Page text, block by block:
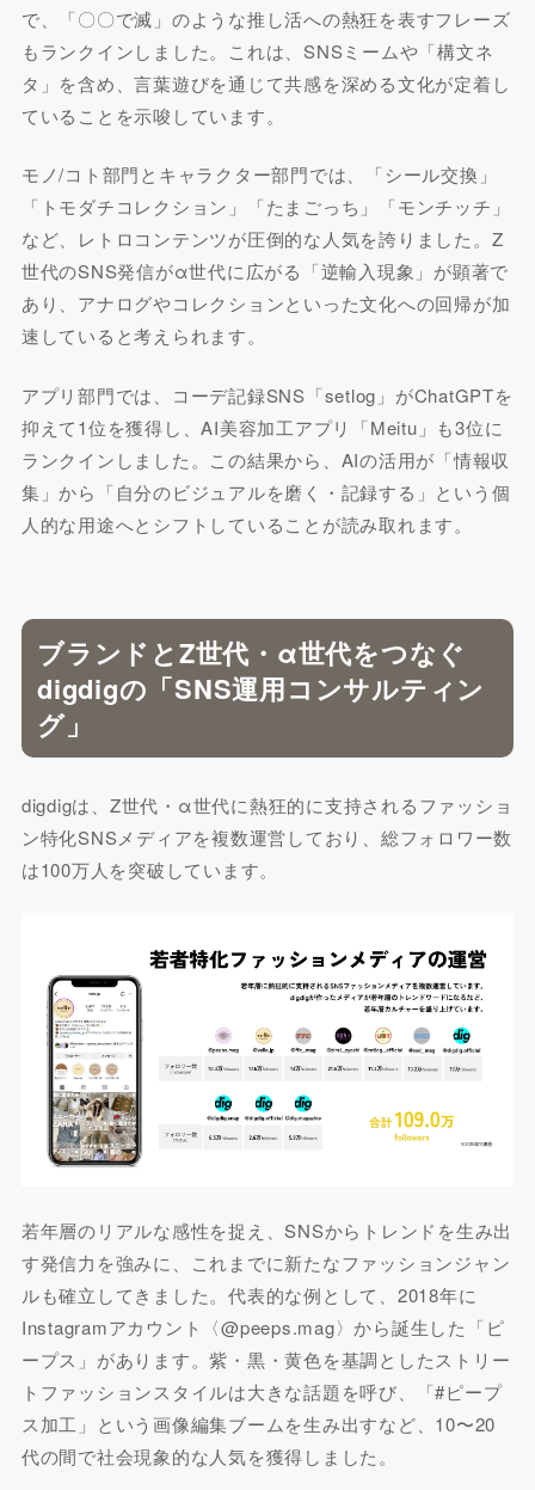
で、「〇〇で滅」のような推し活への熱狂を表すフレーズ
もランクインしました。これは、SNSミームや「構文ネ
タ」を含め、言葉遊びを通じて共感を深める文化が定着し
ていることを示唆しています。
モノ/コト部門とキャラクター部門では、「シール交換」
「トモダチコレクション」「たまごっち」「モンチッチ」
など、レトロコンテンツが圧倒的な人気を誇りました。Z
世代のSNS発信がα世代に広がる「逆輸入現象」が顕著で
あり、アナログやコレクションといった文化への回帰が加
速していると考えられます。
アプリ部門では、コーデ記録SNS「setlog」がChatGPTを
抑えて1位を獲得し、AI美容加工アプリ「Meitu」も3位に
ランクインしました。この結果から、AIの活用が「情報収
集」から「自分のビジュアルを磨く・記録する」という個
人的な用途へとシフトしていることが読み取れます。
ブランドとZ世代・α世代をつなぐ
digdigの「SNS運用コンサルティン
グ」
digdigは、Z世代・α世代に熱狂的に支持されるファッショ
ン特化SNSメディアを複数運営しており、総フォロワー数
は100万人を突破しています。
若年層のリアルな感性を捉え、SNSからトレンドを生み出
す発信力を強みに、これまでに新たなファッションジャン
ルも確立してきました。代表的な例として、2018年に
Instagramアカウント〈@peeps.mag〉から誕生した「ピ
ープス」があります。紫・黒・黄色を基調としたストリー
トファッションスタイルは大きな話題を呼び、「#ピープ
ス加工」という画像編集ブームを生み出すなど、10〜20
代の間で社会現象的な人気を獲得しました。